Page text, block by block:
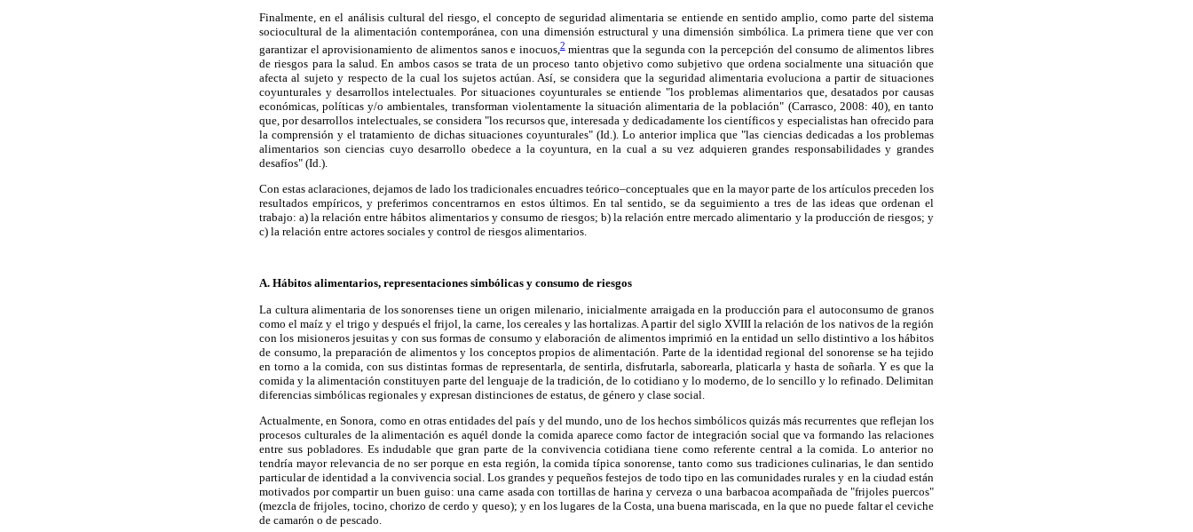
Finalmente, en el análisis cultural del riesgo, el concepto de seguridad alimentaria se entiende en sentido amplio, como parte del sistema
sociocultural de la alimentación contemporánea, con una dimensión estructural y una dimensión simbólica. La primera tiene que ver con
garantizar el aprovisionamiento de alimentos sanos e inocuos,2mientras que la segunda con la percepción del consumo de alimentos libres
de riesgos para la salud. En ambos casos se trata de un proceso tanto objetivo como subjetivo que ordena socialmente una situación que
afecta al sujeto y respecto de la cual los sujetos actúan. Así, se considera que la seguridad alimentaria evoluciona a partir de situaciones
coyunturales y desarrollos intelectuales. Por situaciones coyunturales se entiende "los problemas alimentarios que, desatados por causas
económicas, políticas y/o ambientales, transforman violentamente la situación alimentaria de la población" (Carrasco, 2008: 40), en tanto
que, por desarrollos intelectuales, se considera "los recursos que, interesada y dedicadamente los científicos y especialistas han ofrecido para
la comprensión y el tratamiento de dichas situaciones coyunturales" (Id.). Lo anterior implica que "las ciencias dedicadas a los problemas
alimentarios son ciencias cuyo desarrollo obedece a la coyuntura, en la cual a su vez adquieren grandes responsabilidades y grandes
desafíos" (Id.).
Con estas aclaraciones, dejamos de lado los tradicionales encuadres teórico–conceptuales que en la mayor parte de los artículos preceden los
resultados empíricos, y preferimos concentrarnos en estos últimos. En tal sentido, se da seguimiento a tres de las ideas que ordenan el
trabajo: a) la relación entre hábitos alimentarios y consumo de riesgos; b) la relación entre mercado alimentario y la producción de riesgos; y
c) la relación entre actores sociales y control de riesgos alimentarios.
A. Hábitos alimentarios, representaciones simbólicas y consumo de riesgos
La cultura alimentaria de los sonorenses tiene un origen milenario, inicialmente arraigada en la producción para el autoconsumo de granos
como el maíz y el trigo y después el frijol, la carne, los cereales y las hortalizas. A partir del siglo XVIII la relación de los nativos de la región
con los misioneros jesuitas y con sus formas de consumo y elaboración de alimentos imprimió en la entidad un sello distintivo a los hábitos
de consumo, la preparación de alimentos y los conceptos propios de alimentación. Parte de la identidad regional del sonorense se ha tejido
en torno a la comida, con sus distintas formas de representarla, de sentirla, disfrutarla, saborearla, platicarla y hasta de soñarla. Y es que la
comida y la alimentación constituyen parte del lenguaje de la tradición, de lo cotidiano y lo moderno, de lo sencillo y lo refinado. Delimitan
diferencias simbólicas regionales y expresan distinciones de estatus, de género y clase social.
Actualmente, en Sonora, como en otras entidades del país y del mundo, uno de los hechos simbólicos quizás más recurrentes que reflejan los
procesos culturales de la alimentación es aquél donde la comida aparece como factor de integración social que va formando las relaciones
entre sus pobladores. Es indudable que gran parte de la convivencia cotidiana tiene como referente central a la comida. Lo anterior no
tendría mayor relevancia de no ser porque en esta región, la comida típica sonorense, tanto como sus tradiciones culinarias, le dan sentido
particular de identidad a la convivencia social. Los grandes y pequeños festejos de todo tipo en las comunidades rurales y en la ciudad están
motivados por compartir un buen guiso: una carne asada con tortillas de harina y cerveza o una barbacoa acompañada de "frijoles puercos"
(mezcla de frijoles, tocino, chorizo de cerdo y queso); y en los lugares de la Costa, una buena mariscada, en la que no puede faltar el ceviche
de camarón o de pescado.